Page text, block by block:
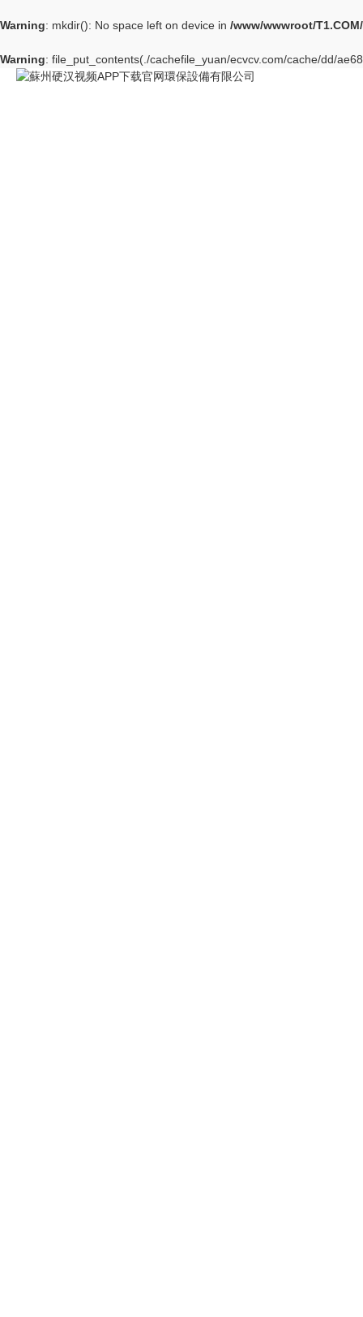
Warning: mkdir(): No space left on device in /www/wwwroot/
Warning: file_put_contents(./cachefile_yuan/ecvcv.com/cache/dd/